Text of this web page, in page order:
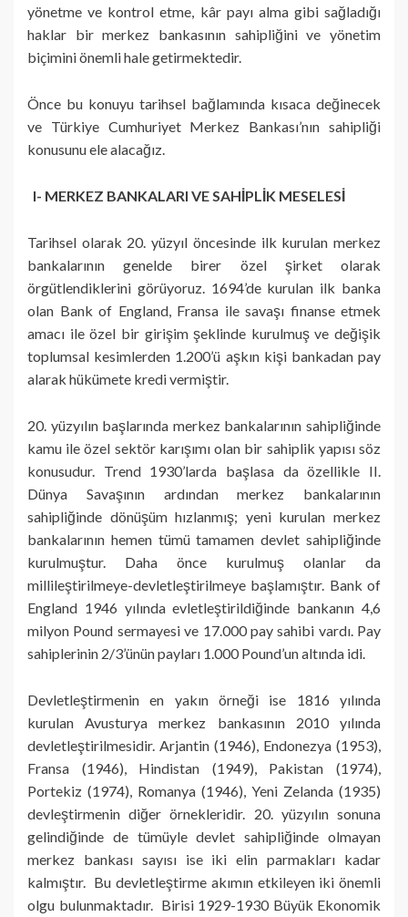
yönetme ve kontrol etme, kâr payı alma gibi sağladığı
haklar bir merkez bankasının sahipliğini ve yönetim
biçimini önemli hale getirmektedir.
Önce bu konuyu tarihsel bağlamında kısaca değinecek
ve Türkiye Cumhuriyet Merkez Bankası’nın sahipliği
konusunu ele alacağız.
I- MERKEZ BANKALARI VE SAHİPLİK MESELESİ
Tarihsel olarak 20. yüzyıl öncesinde ilk kurulan merkez
bankalarının genelde birer özel şirket olarak
örgütlendiklerini görüyoruz. 1694’de kurulan ilk banka
olan Bank of England, Fransa ile savaşı finanse etmek
amacı ile özel bir girişim şeklinde kurulmuş ve değişik
toplumsal kesimlerden 1.200’ü aşkın kişi bankadan pay
alarak hükümete kredi vermiştir.
20. yüzyılın başlarında merkez bankalarının sahipliğinde
kamu ile özel sektör karışımı olan bir sahiplik yapısı söz
konusudur. Trend 1930’larda başlasa da özellikle II.
Dünya Savaşının ardından merkez bankalarının
sahipliğinde dönüşüm hızlanmış; yeni kurulan merkez
bankalarının hemen tümü tamamen devlet sahipliğinde
kurulmuştur. Daha önce kurulmuş olanlar da
millileştirilmeye-devletleştirilmeye başlamıştır. Bank of
England 1946 yılında evletleştirildiğinde bankanın 4,6
milyon Pound sermayesi ve 17.000 pay sahibi vardı. Pay
sahiplerinin 2/3’ünün payları 1.000 Pound’un altında idi.
Devletleştirmenin en yakın örneği ise 1816 yılında
kurulan Avusturya merkez bankasının 2010 yılında
devletleştirilmesidir. Arjantin (1946), Endonezya (1953),
Fransa (1946), Hindistan (1949), Pakistan (1974),
Portekiz (1974), Romanya (1946), Yeni Zelanda (1935)
devleştirmenin diğer örnekleridir. 20. yüzyılın sonuna
gelindiğinde de tümüyle devlet sahipliğinde olmayan
merkez bankası sayısı ise iki elin parmakları kadar
kalmıştır. Bu devletleştirme akımın etkileyen iki önemli
olgu bulunmaktadır. Birisi 1929-1930 Büyük Ekonomik